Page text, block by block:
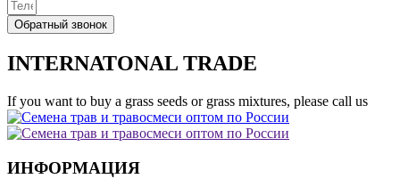
Обратный звонок
INTERNATONAL TRADE
If you want to buy a grass seeds or grass mixtures, please call us
ИНФОРМАЦИЯ